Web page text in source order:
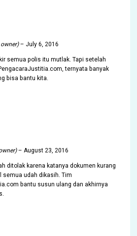
– July 6, 2016
semua polis itu mutlak. Tapi setelah
ternyata banyak
bisa bantu kita.
– August 23, 2016
ditolak karena katanya dokumen kurang
semua udah dikasih. Tim
bantu susun ulang dan akhirnya